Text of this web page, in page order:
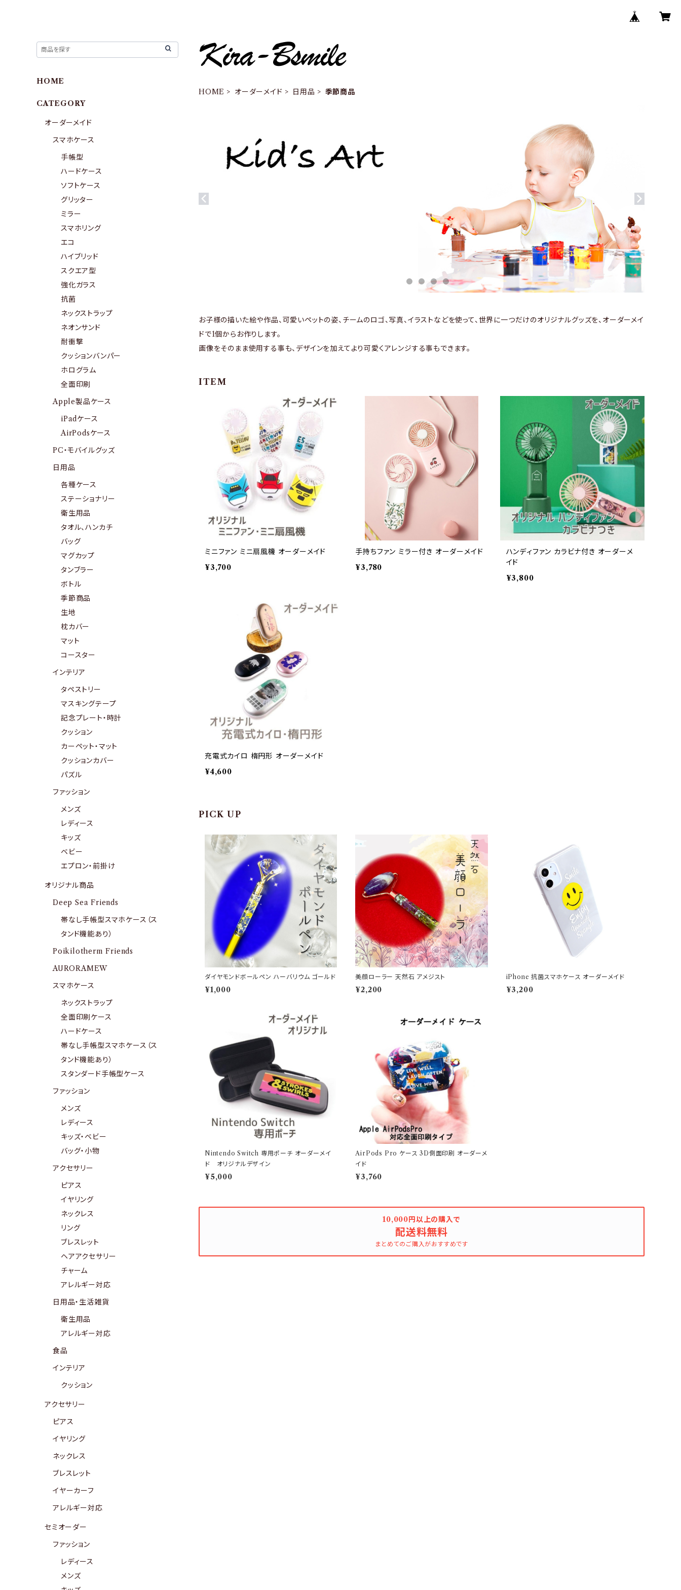
HOME オーダーメイド 日用品 季節商品
お子様の描いた絵や作品、可愛いペットの姿、チームのロゴ、写真、イラストなどを使って、世界に一つだけのオリジナルグッズを、オーダーメイ
ドで1個からお作りします。
画像をそのまま使用する事も、デザインを加えてより可愛くアレンジする事もできます。
ITEM
ミニファン ミニ扇風機 オーダーメイド
¥3,700
手持ちファン ミラー付き オーダーメイド
¥3,780
ハンディファン カラビナ付き オーダーメ
イド
¥3,800
充電式カイロ 楕円形 オーダーメイド
¥4,600
PICK UP
ダイヤモンドボールペン ハーバリウム ゴールド
¥1,000
美顔ローラー 天然石 アメジスト
¥2,200
iPhone 抗菌スマホケース オーダーメイド
¥3,200
Nintendo Switch 専用ポーチ オーダーメイ
ド オリジナルデザイン
¥5,000
AirPods Pro ケース 3D側面印刷 オーダーメ
イド
¥3,760
10,000円以上の購入で
配送料無料
まとめてのご購入がおすすめです
HOME
CATEGORY
オーダーメイド
スマホケース
手帳型
ハードケース
ソフトケース
グリッター
ミラー
スマホリング
エコ
ハイブリッド
スクエア型
強化ガラス
抗菌
ネックストラップ
ネオンサンド
耐衝撃
クッションバンパー
ホログラム
全面印刷
Apple製品ケース
iPadケース
AirPodsケース
PC・モバイルグッズ
日用品
各種ケース
ステーショナリー
衛生用品
タオル、ハンカチ
バッグ
マグカップ
タンブラー
ボトル
季節商品
生地
枕カバー
マット
コースター
インテリア
タペストリー
マスキングテープ
記念プレート・時計
クッション
カーペット・マット
クッションカバー
パズル
ファッション
メンズ
レディース
キッズ
ベビー
エプロン・前掛け
オリジナル商品
Deep Sea Friends
帯なし手帳型スマホケース（ス
タンド機能あり）
Poikilotherm Friends
AURORAMEW
スマホケース
ネックストラップ
全面印刷ケース
ハードケース
帯なし手帳型スマホケース（ス
タンド機能あり）
スタンダード手帳型ケース
ファッション
メンズ
レディース
キッズ・ベビー
バッグ・小物
アクセサリー
ピアス
イヤリング
ネックレス
リング
ブレスレット
ヘアアクセサリー
チャーム
アレルギー対応
日用品・生活雑貨
衛生用品
アレルギー対応
食品
インテリア
クッション
アクセサリー
ピアス
イヤリング
ネックレス
ブレスレット
イヤーカーフ
アレルギー対応
セミオーダー
ファッション
レディース
メンズ